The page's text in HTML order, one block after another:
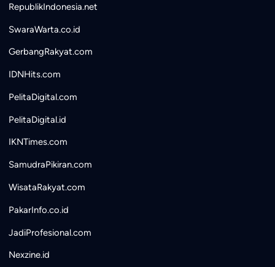
RepublikIndonesia.net
SwaraWarta.co.id
GerbangRakyat.com
IDNHits.com
PelitaDigital.com
PelitaDigital.id
IKNTimes.com
SamudraPikiran.com
WisataRakyat.com
PakarInfo.co.id
JadiProfesional.com
Nexzine.id